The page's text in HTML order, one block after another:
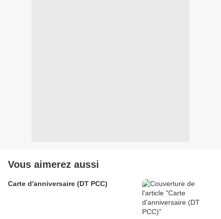
Vous aimerez aussi
Carte d'anniversaire (DT PCC)